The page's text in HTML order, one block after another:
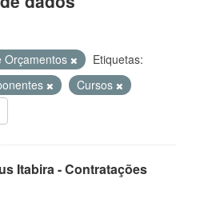
Orçamentos
Etiquetas:
Cursos
Itabira - Contratações